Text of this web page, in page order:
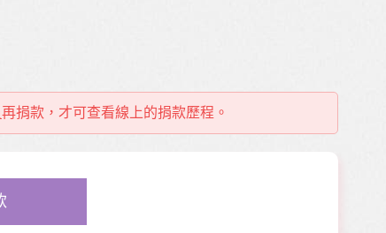
0
再捐款，才可查看線上的捐款歷程。